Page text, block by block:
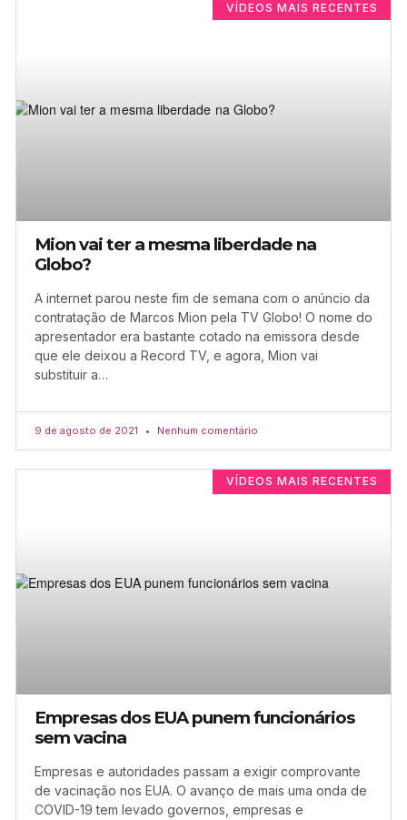
VÍDEOS MAIS RECENTES
Mion vai ter a mesma liberdade na
Globo?
A internet parou neste fim de semana com o anúncio da
contratação de Marcos Mion pela TV Globo! O nome do
apresentador era bastante cotado na emissora desde
que ele deixou a Record TV, e agora, Mion vai
substituir a…
9 de agosto de 2021 Nenhum comentário
VÍDEOS MAIS RECENTES
Empresas dos EUA punem funcionários
sem vacina
Empresas e autoridades passam a exigir comprovante
de vacinação nos EUA. O avanço de mais uma onda de
COVID-19 tem levado governos, empresas e